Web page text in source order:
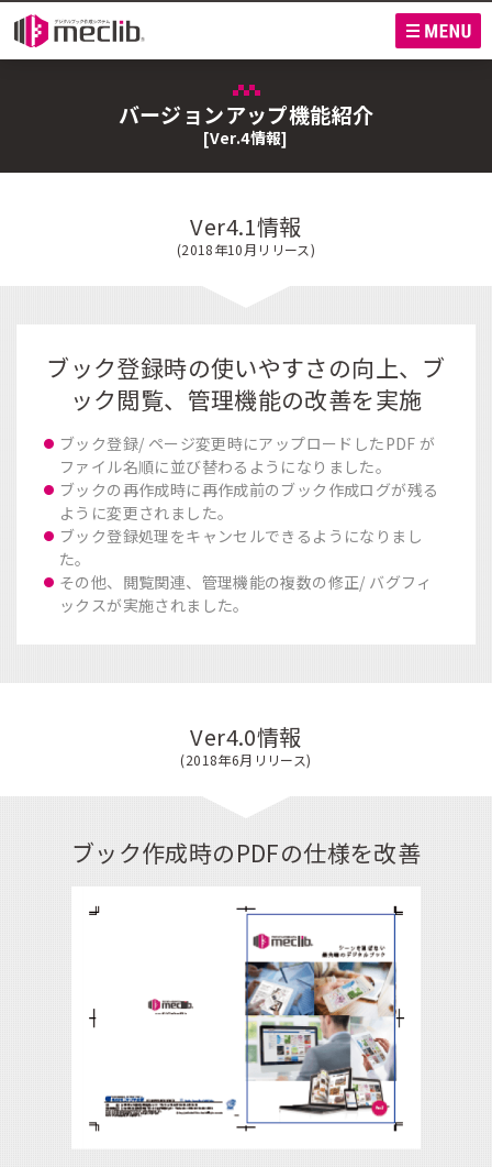
バージョンアップ機能紹介
[Ver.4情報]
Ver4.1情報
(2018年10月リリース)
ブック登録時の使いやすさの向上、 ブ
ック閲覧、管理機能の改善を実施
ブック登録/ ページ変更時にアップロードしたPDF が
ファイル名順に並び替わるようになりました。
ブックの再作成時に再作成前のブック作成ログが残る
ように変更されました。
ブック登録処理をキャンセルできるようになりまし
た。
その他、閲覧関連、管理機能の複数の修正/ バグフィ
ックスが実施されました。
Ver4.0情報
(2018年6月リリース)
ブック作成時のPDFの仕様を改善